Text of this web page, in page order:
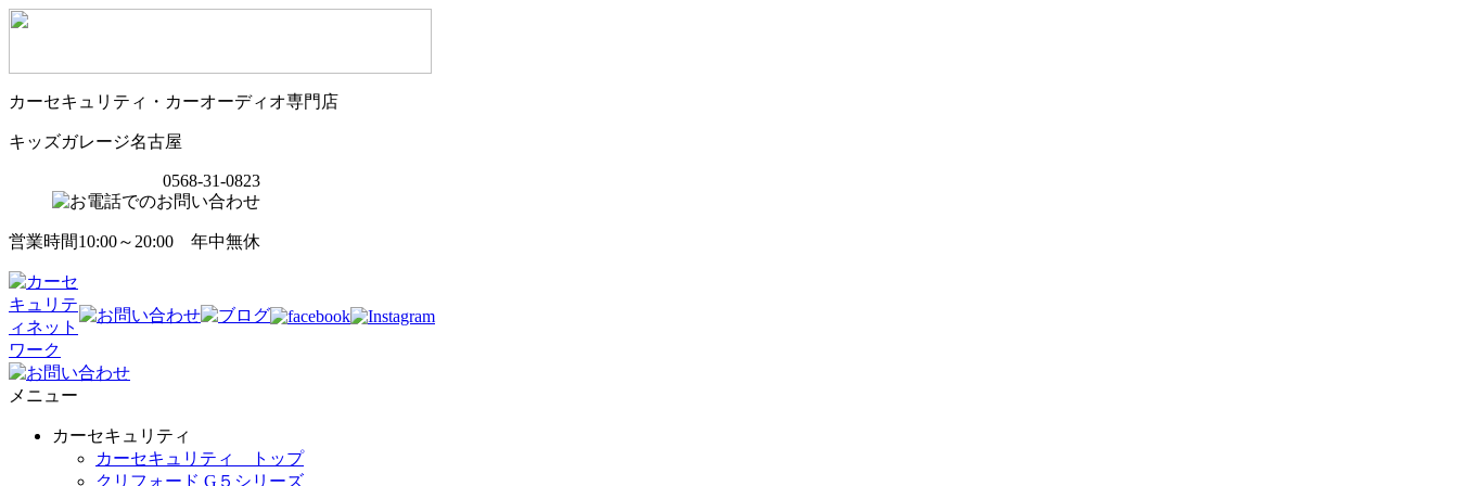
カーセキュリティ・カーオーディオ専門店
キッズガレージ名古屋
0568-31-0823
営業時間10:00～20:00 年中無休
メニュー
カーセキュリティ
カーセキュリティ トップ
クリフォード G５シリーズ